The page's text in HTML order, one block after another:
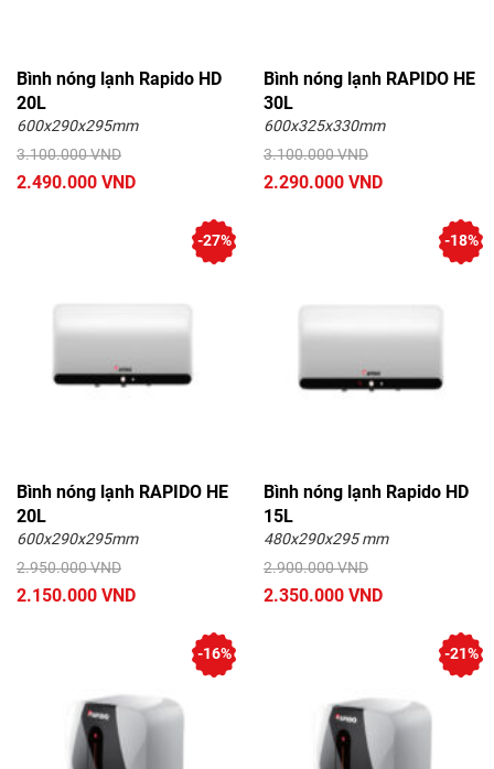
Bình nóng lạnh Rapido HD
20L
600x290x295mm
3.100.000 VND
2.490.000 VND
Bình nóng lạnh RAPIDO HE
30L
600x325x330mm
3.100.000 VND
2.290.000 VND
Bình nóng lạnh RAPIDO HE
20L
600x290x295mm
2.950.000 VND
2.150.000 VND
-27%
Bình nóng lạnh Rapido HD
15L
480x290x295 mm
2.900.000 VND
2.350.000 VND
-18%
-16% -21%